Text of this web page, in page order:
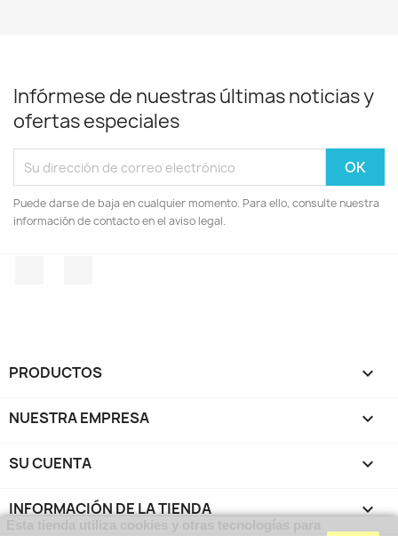
Infórmese de nuestras últimas noticias y
ofertas especiales
Puede darse de baja en cualquier momento. Para ello, consulte nuestra
información de contacto en el aviso legal.
PRODUCTOS 
NUESTRA EMPRESA 
SU CUENTA 
INFORMACIÓN DE LA TIENDA keyboard_arrow_down